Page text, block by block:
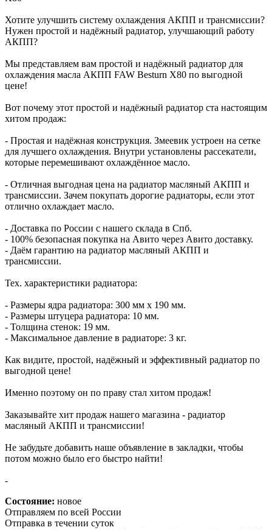
Хотите улучшить систему охлаждения АКПП и трансмиссии?
Нужен простой и надёжный радиатор, улучшающий работу
АКПП?
Мы представляем вам простой и надёжный радиатор для
охлаждения масла АКПП FAW Besturn X80 по выгодной
цене!
Вот почему этот простой и надёжный радиатор ста настоящим
хитом продаж:
- Простая и надёжная конструкция. Змеевик устроен на сетке
для лучшего охлаждения. Внутри установлены рассекатели,
которые перемешивают охлаждённое масло.
- Отличная выгодная цена на радиатор масляный АКПП и
трансмиссии. Зачем покупать дорогие радиаторы, если этот
отлично охлаждает масло.
- Доставка по России с нашего склада в Спб.
- 100% безопасная покупка на Авито через Авито доставку.
- Даём гарантию на радиатор масляный АКПП и
трансмиссии.
Тех. характеристики радиатора:
- Размеры ядра радиатора: 300 мм х 190 мм.
- Размеры штуцера радиатора: 10 мм.
- Толщина стенок: 19 мм.
- Максимальное давление в радиаторе: 3 кг.
Как видите, простой, надёжный и эффективный радиатор по
выгодной цене!
Именно поэтому он по праву стал хитом продаж!
Заказывайте хит продаж нашего магазина - радиатор
масляный АКПП и трансмиссии!
Не забудьте добавить наше объявление в закладки, чтобы
потом можно было его быстро найти!
-
Состояние: новое
Отправляем по всей России
Отправка в течении суток